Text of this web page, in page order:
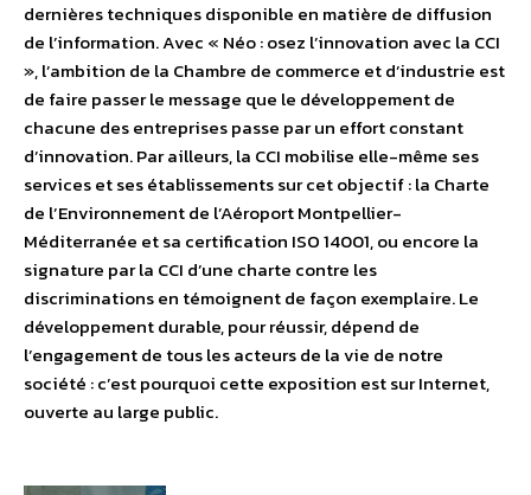
dernières techniques disponible en matière de diffusion
de l’information. Avec « Néo : osez l’innovation avec la CCI
», l’ambition de la Chambre de commerce et d’industrie est
de faire passer le message que le développement de
chacune des entreprises passe par un effort constant
d’innovation. Par ailleurs, la CCI mobilise elle-même ses
services et ses établissements sur cet objectif : la Charte
de l’Environnement de l’Aéroport Montpellier-
Méditerranée et sa certification ISO 14001, ou encore la
signature par la CCI d’une charte contre les
discriminations en témoignent de façon exemplaire. Le
développement durable, pour réussir, dépend de
l’engagement de tous les acteurs de la vie de notre
société : c’est pourquoi cette exposition est sur Internet,
ouverte au large public.